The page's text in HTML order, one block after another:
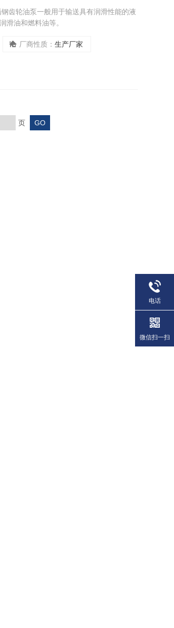
齿轮油泵一般用于输送具有润滑性能的液
滑油和燃料油等。
厂商性质： 生产厂家
页
电话
微信扫一扫